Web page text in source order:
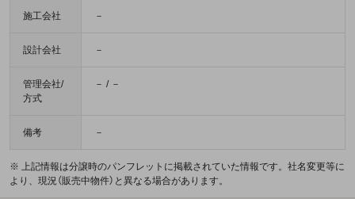
施工会社 －
設計会社 －
管理会社/
方式
－ / －
備考 －
※ 上記情報は分譲時のパンフレットに掲載されていた情報です。社名変更等に
より、現況（販売中物件）と異なる場合があります。